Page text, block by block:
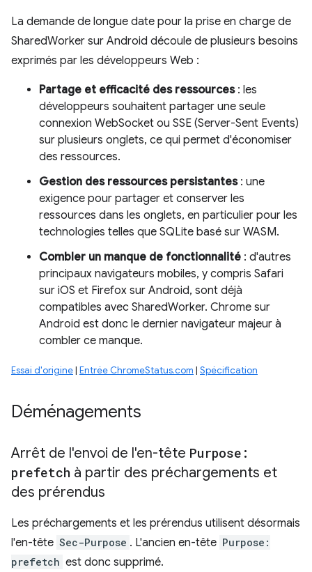
La demande de longue date pour la prise en charge de
SharedWorker sur Android découle de plusieurs besoins
exprimés par les développeurs Web :
Partage et efficacité des ressources: les
développeurs souhaitent partager une seule
connexion WebSocket ou SSE (Server-Sent Events)
sur plusieurs onglets, ce qui permet d'économiser
des ressources.
Gestion des ressources persistantes: une
exigence pour partager et conserver les
ressources dans les onglets, en particulier pour les
technologies telles que SQLite basé sur WASM.
Combler un manque de fonctionnalité : d'autres
principaux navigateurs mobiles, y compris Safari
sur iOS et Firefox sur Android, sont déjà
compatibles avec SharedWorker. Chrome sur
Android est donc le dernier navigateur majeur à
combler ce manque.
Essai d'origine| Entrée ChromeStatus.com | Spécification
Déménagements
Arrêt de l'envoi de l'en-tête Purpose:
prefetch à partir des préchargements et
des prérendus
Les préchargements et les prérendus utilisent désormais
l'en-tête Sec-Purpose . L'ancien en-tête Purpose:
prefetch est donc supprimé.